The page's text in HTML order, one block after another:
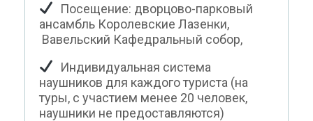
Посещение: дворцово-парковый
ансамбль Королевские Лазенки,
Вавельский Кафедральный собор,
Индивидуальная система
наушников для каждого туриста (на
туры, с участием менее 20 человек,
наушники не предоставляются)